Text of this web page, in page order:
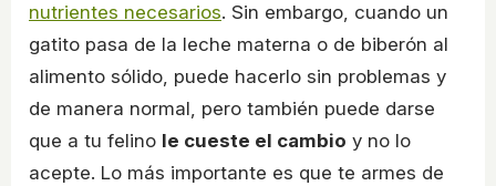
nutrientes necesarios. Sin embargo, cuando un
gatito pasa de la leche materna o de biberón al
alimento sólido, puede hacerlo sin problemas y
de manera normal, pero también puede darse
que a tu felino le cueste el cambio y no lo
acepte. Lo más importante es que te armes de